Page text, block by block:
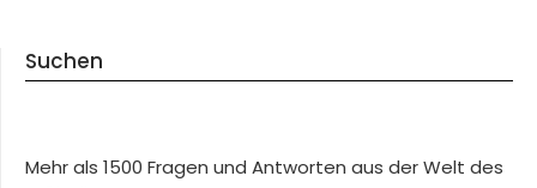
Suchen
Mehr als 1500 Fragen und Antworten aus der Welt des